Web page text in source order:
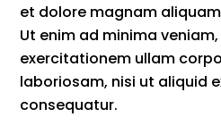
et dolore magnam
Ut enim ad minima
exercitationem ullam
laboriosam, nisi ut aliquid
consequatur.